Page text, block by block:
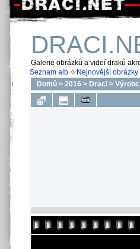
Galerie obrázků a videí draků
Seznam alb
Nejnovější obrázky
Domů > 2016 > Draci >